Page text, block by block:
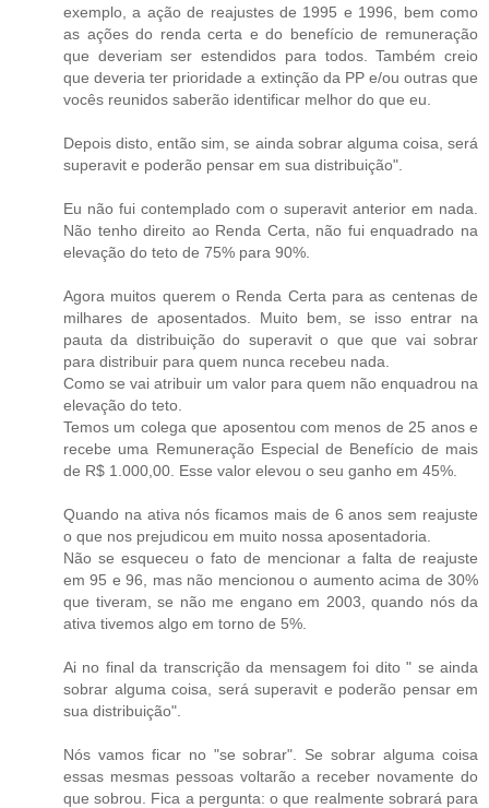
exemplo, a ação de reajustes de 1995 e 1996, bem como
as ações do renda certa e do benefício de remuneração
que deveriam ser estendidos para todos. Também creio
que deveria ter prioridade a extinção da PP e/ou outras que
vocês reunidos saberão identificar melhor do que eu.
Depois disto, então sim, se ainda sobrar alguma coisa, será
superavit e poderão pensar em sua distribuição".
Eu não fui contemplado com o superavit anterior em nada.
Não tenho direito ao Renda Certa, não fui enquadrado na
elevação do teto de 75% para 90%.
Agora muitos querem o Renda Certa para as centenas de
milhares de aposentados. Muito bem, se isso entrar na
pauta da distribuição do superavit o que que vai sobrar
para distribuir para quem nunca recebeu nada.
Como se vai atribuir um valor para quem não enquadrou na
elevação do teto.
Temos um colega que aposentou com menos de 25 anos e
recebe uma Remuneração Especial de Benefício de mais
de R$ 1.000,00. Esse valor elevou o seu ganho em 45%.
Quando na ativa nós ficamos mais de 6 anos sem reajuste
o que nos prejudicou em muito nossa aposentadoria.
Não se esqueceu o fato de mencionar a falta de reajuste
em 95 e 96, mas não mencionou o aumento acima de 30%
que tiveram, se não me engano em 2003, quando nós da
ativa tivemos algo em torno de 5%.
Ai no final da transcrição da mensagem foi dito " se ainda
sobrar alguma coisa, será superavit e poderão pensar em
sua distribuição".
Nós vamos ficar no "se sobrar". Se sobrar alguma coisa
essas mesmas pessoas voltarão a receber novamente do
que sobrou. Fica a pergunta: o que realmente sobrará para